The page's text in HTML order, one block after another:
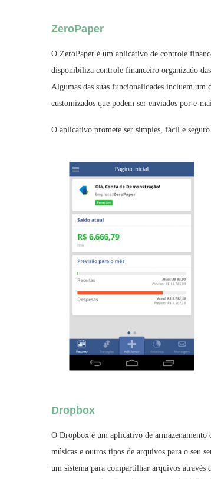
ZeroPaper
O ZeroPaper é um aplicativo de controle
disponibiliza controle financeiro organizado
Algumas das suas funcionalidades incluem um
customizados que podem ser enviados por e-
O aplicativo promete ser simples, fácil e
Dropbox
O Dropbox é um aplicativo de armazenamento
músicas e outros tipos de arquivos para o seu
um sistema para compartilhar arquivos através